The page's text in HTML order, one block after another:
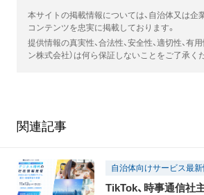
本サイトの掲載情報については、自治体又は企
コンテンツを忠実に掲載しております。
提供情報の真実性、合法性、安全性、適切性、有
ン株式会社）は何ら保証しないことをご了承く
関連記事
自治体向けサービス最新
TikTok、時事通信社